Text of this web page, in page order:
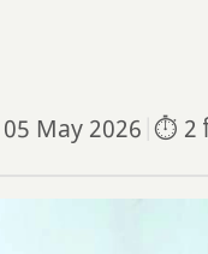
05 May 2026 ⏱️ 2